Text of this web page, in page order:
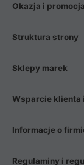
Okazja i promocja
Struktura strony
Sklepy marek
Wsparcie klienta
Informacje o
Regulaminy i